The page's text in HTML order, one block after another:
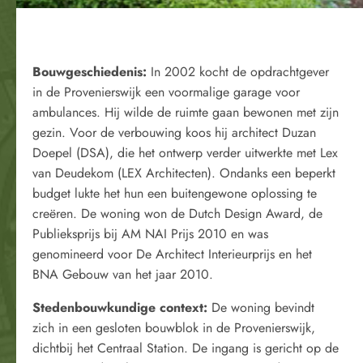
Bouwgeschiedenis: In 2002 kocht de opdrachtgever
in de Provenierswijk een voormalige garage voor
ambulances. Hij wilde de ruimte gaan bewonen met zijn
gezin. Voor de verbouwing koos hij architect Duzan
Doepel (DSA), die het ontwerp verder uitwerkte met Lex
van Deudekom (LEX Architecten). Ondanks een beperkt
budget lukte het hun een buitengewone oplossing te
creëren. De woning won de Dutch Design Award, de
Publieksprijs bij AM NAI Prijs 2010 en was
genomineerd voor De Architect Interieurprijs en het
BNA Gebouw van het jaar 2010.
Stedenbouwkundige context: De woning bevindt
zich in een gesloten bouwblok in de Provenierswijk,
dichtbij het Centraal Station. De ingang is gericht op de